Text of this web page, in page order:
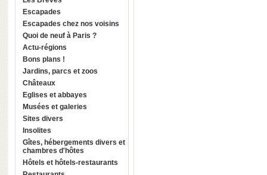
Escapades
Escapades chez nos voisins
Quoi de neuf à Paris ?
Actu-régions
Bons plans !
Jardins, parcs et zoos
Châteaux
Eglises et abbayes
Musées et galeries
Sites divers
Insolites
Gîtes, hébergements divers et
chambres d'hôtes
Hôtels et hôtels-restaurants